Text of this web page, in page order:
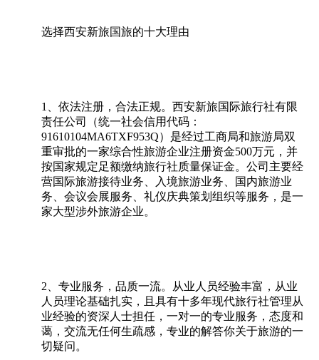
选择西安新旅国旅的十大理由
1、依法注册，合法正规。西安新旅国际旅行社有限
责任公司（统一社会信用代码：
91610104MA6TXF953Q）是经过工商局和旅游局双
重审批的一家综合性旅游企业注册资金500万元，并
按国家规定足额缴纳旅行社质量保证金。公司主要经
营国际旅游接待业务、入境旅游业务、国内旅游业
务、会议会展服务、礼仪庆典策划组织等服务，是一
家大型涉外旅游企业。
2、专业服务，品质一流。从业人员经验丰富，从业
人员理论基础扎实，且具有十多年现代旅行社管理从
业经验的资深人士担任，一对一的专业服务，态度和
蔼，交流无任何生疏感，专业的解答你关于旅游的一
切疑问。